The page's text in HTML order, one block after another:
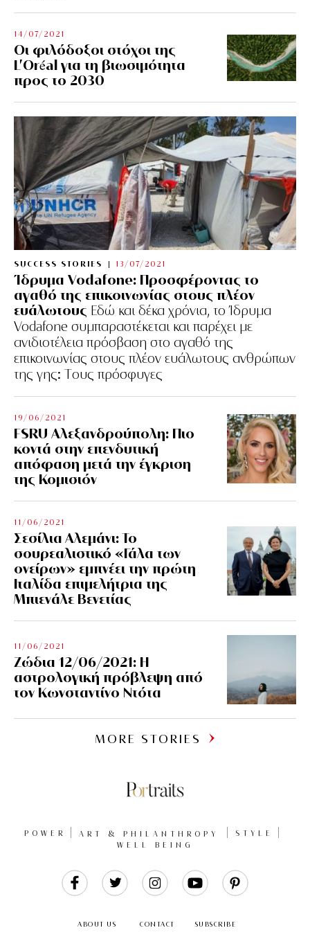
14/07/2021
Οι φιλόδοξοι στόχοι της
L’Oréal για τη βιωσιμότητα
προς το 2030
SUCCESS STORIES 13/07/2021
Ίδρυμα Vodafone: Προσφέροντας το
αγαθό της επικοινωνίας στους πλέον
ευάλωτους Εδώ και δέκα χρόνια, το Ίδρυμα
Vodafone συμπαραστέκεται και παρέχει με
ανιδιοτέλεια πρόσβαση στο αγαθό της
επικοινωνίας στους πλέον ευάλωτους ανθρώπων
της γης: Tους πρόσφυγες
19/06/2021
FSRU Αλεξανδρούπολη: Πιο
κοντά στην επενδυτική
απόφαση μετά την έγκριση
της Κομισιόν
11/06/2021
Σεσίλια Αλεμάνι: Το
σουρεαλιστικό «Γάλα των
ονείρων» εμπνέει την πρώτη
Ιταλίδα επιμελήτρια της
Μπιενάλε Βενετίας
11/06/2021
Ζώδια 12/06/2021: Η
αστρολογική πρόβλεψη από
τον Κωνσταντίνο Ντότα
MORE STORIES
POWER ART & PHILANTHROPY
STYLE
WELL BEING
ABOUT US CONTACT SUBSCRIBE